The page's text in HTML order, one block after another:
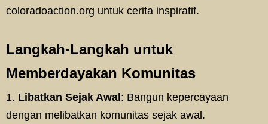
coloradoaction.org untuk cerita inspiratif.
Langkah-Langkah untuk
Memberdayakan Komunitas
Libatkan Sejak Awal : Bangun kepercayaan
dengan melibatkan komunitas sejak awal.